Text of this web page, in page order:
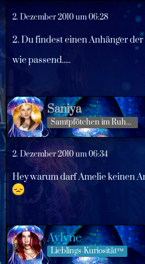
2. Dezember 2010 um 06:28
2. Du findest einen Anhänger der
wie passend.....
Saniya
Samtpfötchen im Ruhestand
2. Dezember 2010 um 06:34
Hey warum darf Amelie keinen
Avlyne
Lieblings-Kuriosität™